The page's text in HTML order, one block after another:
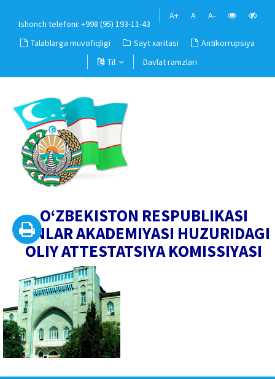
Ishonch telefoni: +998 (95) 193-11-43
A+ A A-
Talablarga muvofiqligi Sayt xaritasi
Antikorrupsiya
Til
Davlat ramzlari
O‘ZBEKISTON RESPUBLIKASI
FANLAR AKADEMIYASI HUZURIDAGI
OLIY ATTESTATSIYA KOMISSIYASI